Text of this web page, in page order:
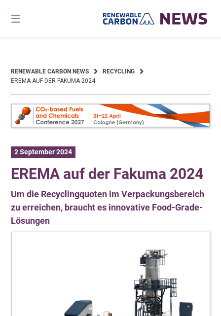
content
RENEWABLE CARBON NEWS
RECYCLING
EREMA AUF DER FAKUMA 2024
2 September 2024
EREMA auf der Fakuma 2024
Um die Recyclingquoten im Verpackungsbereich
zu erreichen, braucht es innovative Food-Grade-
Lösungen